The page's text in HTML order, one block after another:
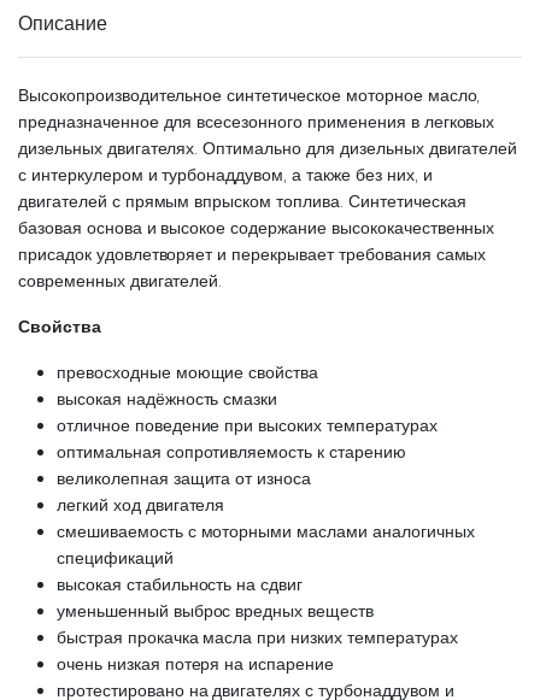
Описание
Высокопроизводительное синтетическое моторное масло,
предназначенное для всесезонного применения в легковых
дизельных двигателях. Оптимально для дизельных двигателей
с интеркулером и турбонаддувом, а также без них, и
двигателей с прямым впрыском топлива. Синтетическая
базовая основа и высокое содержание высококачественных
присадок удовлетворяет и перекрывает требования самых
современных двигателей.
Свойства
превосходные моющие свойства
высокая надёжность смазки
отличное поведение при высоких температурах
оптимальная сопротивляемость к старению
великолепная защита от износа
легкий ход двигателя
смешиваемость с моторными маслами аналогичных
спецификаций
высокая стабильность на сдвиг
уменьшенный выброс вредных веществ
быстрая прокачка масла при низких температурах
очень низкая потеря на испарение
протестировано на двигателях с турбонаддувом и